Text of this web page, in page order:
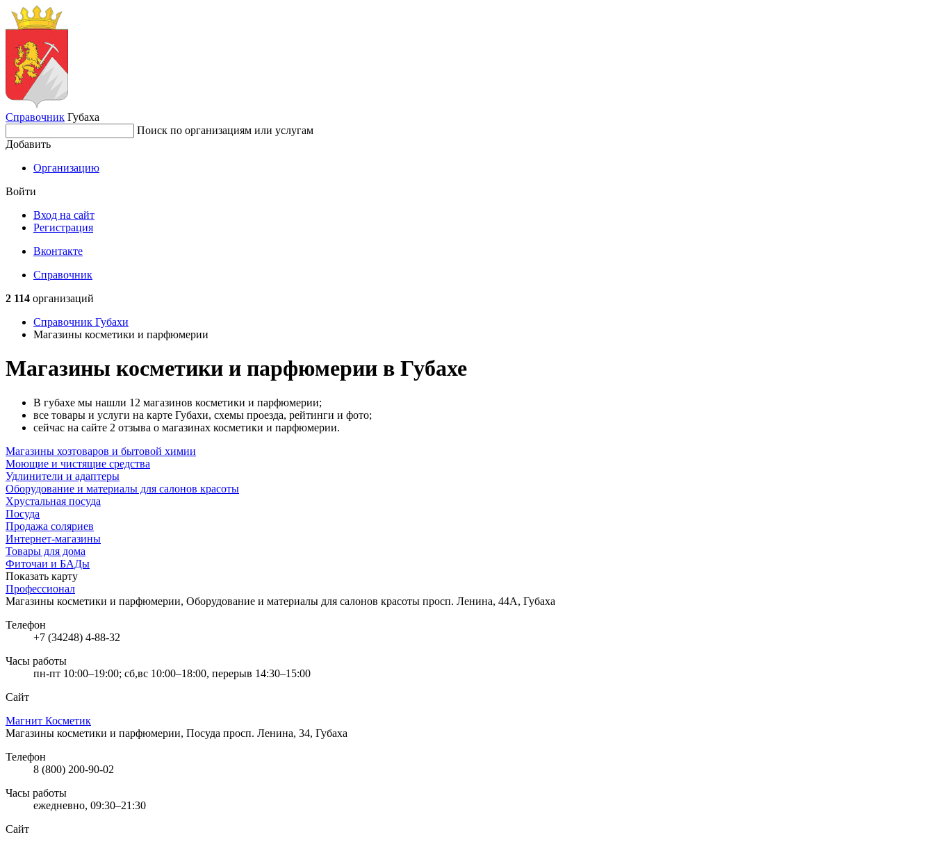
Справочник Губаха
Поиск по организациям или услугам
Добавить
Организацию
Войти
Вход на сайт
Регистрация
Вконтакте
Справочник
2 114 организаций
Справочник Губахи
Магазины косметики и парфюмерии
Магазины косметики и парфюмерии в Губахе
В губахе мы нашли 12 магазинов косметики и парфюмерии;
все товары и услуги на карте Губахи, схемы проезда, рейтинги и фото;
сейчас на сайте 2 отзыва о магазинах косметики и парфюмерии.
Магазины хозтоваров и бытовой химии
Моющие и чистящие средства
Удлинители и адаптеры
Оборудование и материалы для салонов красоты
Хрустальная посуда
Посуда
Продажа соляриев
Интернет-магазины
Товары для дома
Фиточаи и БАДы
Показать карту
Профессионал
Магазины косметики и парфюмерии, Оборудование и материалы для салонов красоты просп. Ленина, 44А, Губаха
Телефон
+7 (34248) 4-88-32
Часы работы
пн-пт 10:00–19:00; сб,вс 10:00–18:00, перерыв 14:30–15:00
Сайт
Магнит Косметик
Магазины косметики и парфюмерии, Посуда просп. Ленина, 34, Губаха
Телефон
8 (800) 200-90-02
Часы работы
ежедневно, 09:30–21:30
Сайт